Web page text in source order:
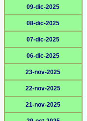
09-dic-2025
08-dic-2025
07-dic-2025
06-dic-2025
23-nov-2025
22-nov-2025
21-nov-2025